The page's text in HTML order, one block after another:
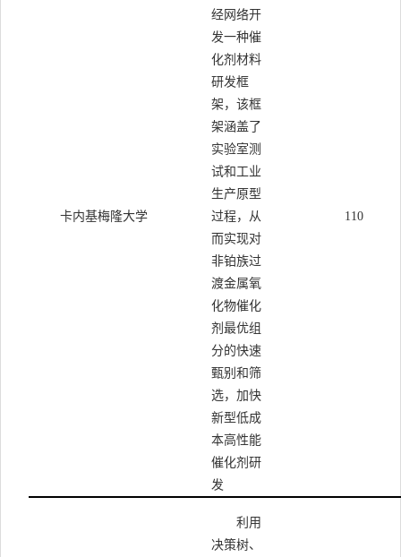
卡内基梅隆大学
经网络开
发一种催
化剂材料
研发框
架，该框
架涵盖了
实验室测
试和工业
生产原型
过程，从
而实现对
非铂族过
渡金属氧
化物催化
剂最优组
分的快速
甄别和筛
选，加快
新型低成
本高性能
催化剂研
发
110
利用
决策树、